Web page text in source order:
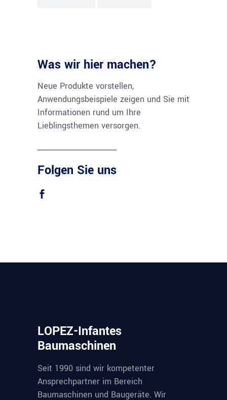
Was wir hier machen?
Neue Produkte vorstellen,
Anwendungsbeispiele zeigen und Sie mit
Informationen rund um Ihre
Lieblingsthemen versorgen.
Folgen Sie uns
LOPEZ-Infantes
Baumaschinen
Seit 1990 sind wir kompetenter
Ansprechpartner im Bereich
Baumaschinen und Baugeräte. Wir